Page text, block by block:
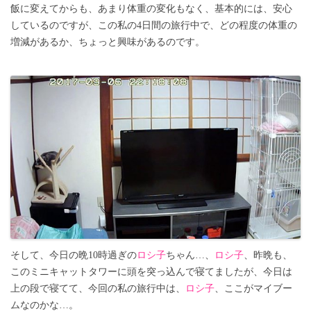
飯に変えてからも、あまり体重の変化もなく、基本的には、安心
しているのですが、この私の4日間の旅行中で、どの程度の体重の
増減があるか、ちょっと興味があるのです。
そして、今日の晩10時過ぎのロシ子ちゃん…、 ロシ子、昨晩も、
このミニキャットタワーに頭を突っ込んで寝てましたが、今日は
上の段で寝てて、今回の私の旅行中は、
ロシ子、ここがマイブー
ムなのかな…。